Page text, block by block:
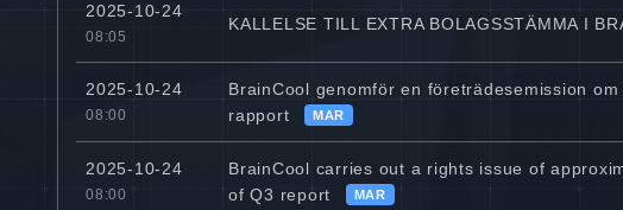
2025-10-24
08:05
KALLELSE TILL EXTRA BOLAGSSTÄMMA I
2025-10-24
08:00
BrainCool genomför en företrädesemission
rapport
MAR
2025-10-24
08:00
BrainCool carries out a rights issue of
of Q3 report
MAR